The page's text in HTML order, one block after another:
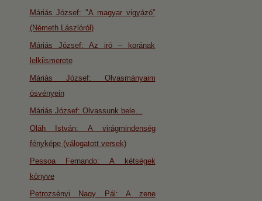
Máriás József: "A magyar vigyázó"
(Németh Lászlóról)
Máriás József: Az iró – korának
lelkiismerete
Máriás József: Olvasmányaim
ösvényein
Máriás József: Olvassunk bele…
Oláh István: A virágmindenség
fényképe (válogatott versek)
Pessoa Fernando: A kétségek
könyve
Petrozsényi Nagy Pál: A zene